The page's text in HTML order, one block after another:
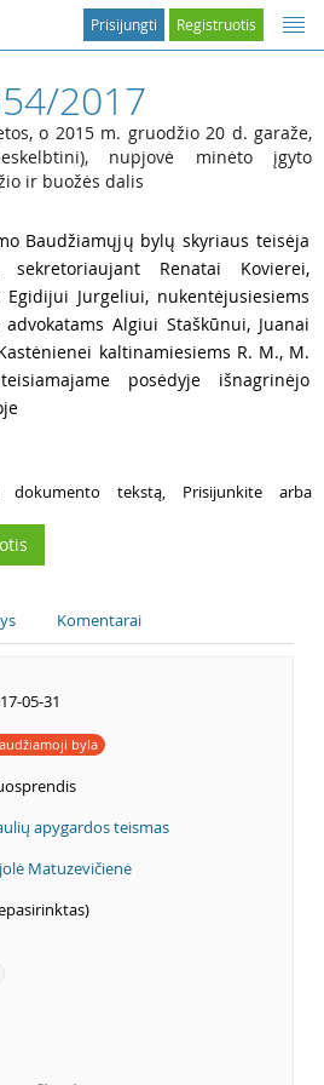
Registruotis
Prisijungti
2017
o 2015 m. gruodžio 20 d. garaže,
nupjovė minėto įgyto
ir buožės dalis
Baudžiamųjų bylų skyriaus teisėja
sekretoriaujant Renatai Kovierei,
Jurgeliui, nukentėjusiesiems
Algiui Staškūnui, Juanai
kaltinamiesiems R. M., M.
posėdyje išnagrinėjo
dokumento tekstą, Prisijunkite arba
Komentarai
05-31
byla
apygardos teismas
Matuzevičienė